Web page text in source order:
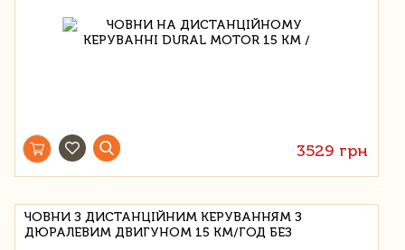
3529 грн
ЧОВНИ З ДИСТАНЦІЙНИМ КЕРУВАННЯМ З
ДЮРАЛЕВИМ ДВИГУНОМ 15 КМ/ГОД БЕЗ